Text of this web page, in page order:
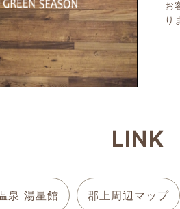
お
り
LINK
泉 湯星館 郡上周辺マップ